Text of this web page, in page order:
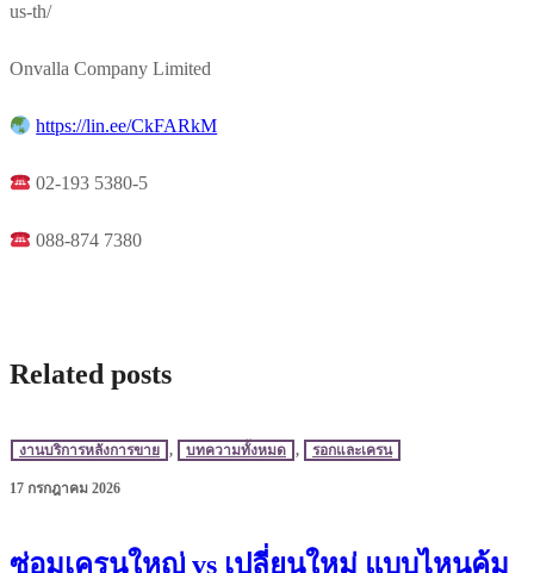
us-th/
Onvalla Company Limited
https://lin.ee/CkFARkM
02-193 5380-5
088-874 7380
Related posts
งานบริการหลังการขาย , บทความทั้งหมด , รอกและเครน
17 กรกฎาคม 2026
ซ่อมเครนใหญ่ vs เปลี่ยนใหม่ แบบไหนคุ้ม